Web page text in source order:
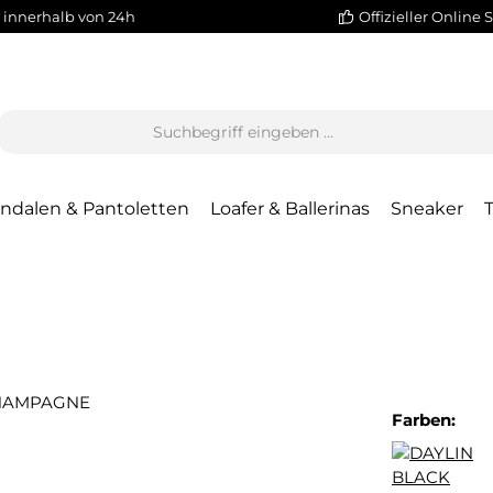
innerhalb von 24h Offizieller Online
& Pantoletten Loafer & Ballerinas Sneaker
Farben: